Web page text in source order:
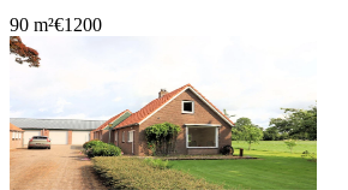
90 m²€1200